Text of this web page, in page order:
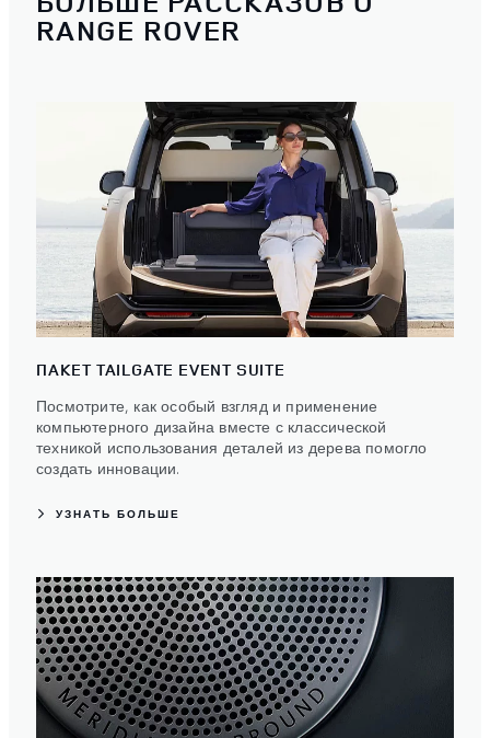
RANGE ROVER
ПАКЕТ TAILGATE EVENT SUITE
Посмотрите, как особый взгляд и применение
компьютерного дизайна вместе с классической
техникой использования деталей из дерева помогло
создать инновации.
УЗНАТЬ БОЛЬШЕ